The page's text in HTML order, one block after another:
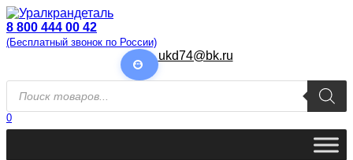
Перейти
к
содержанию
8 800 444 00 42
(Бесплатный звонок по России)
ukd74@bk.ru
Поиск
товаров
0